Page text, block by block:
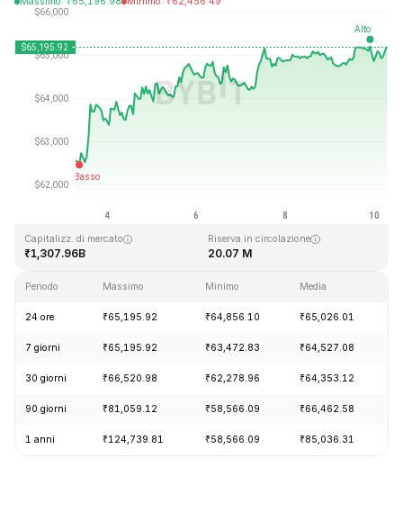
Ultimo aggiornamento: 2026-08-10, 06:51 GMT+0
Capitalizz. di mercato
₹1,307.96B
Riserva in circolazione
20.07 M
Periodo Massimo Minimo Media
24 ore ₹65,195.92 ₹64,856.10 ₹65,026.01
7 giorni ₹65,195.92 ₹63,472.83 ₹64,527.08
30 giorni ₹66,520.98 ₹62,278.96 ₹64,353.12
90 giorni ₹81,059.12 ₹58,566.09 ₹66,462.58
1 anni ₹124,739.81 ₹58,566.09 ₹85,036.31